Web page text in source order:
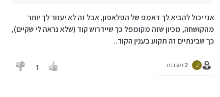
שבא עם מערכת הפעלה שונה לחלוטין ולא מצאתי מידע על
החדש.
אז תודה לכל העוזרים.
אני יכול להביא לך דאמפ של הפלאפון, אבל זה לא יעזור לך יותר
מהקושחה, מכיון שזה מקומפל כך שיידרוש קוד (שלא נראה לי שקיים),
כך שבינתיים זה תקוע בענין הקוד..
J 2 תגובות 1